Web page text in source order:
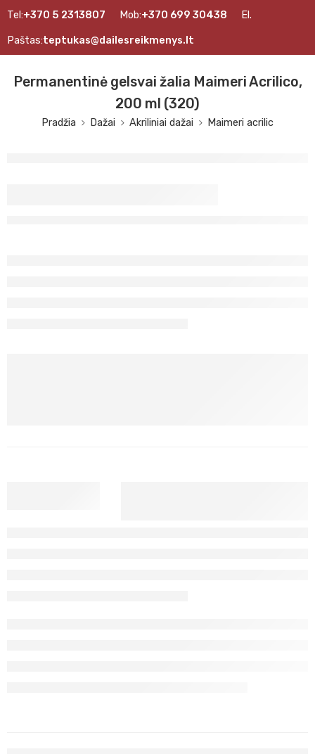
Tel:+370 5 2313807 Mob:+370 699 30438 El.
Paštas:teptukas@dailesreikmenys.lt
Permanentinė gelsvai žalia Maimeri Acrilico,
200 ml (320)
Pradžia Dažai Akriliniai dažai Maimeri acrilic